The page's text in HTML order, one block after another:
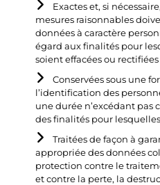
Exactes et, si
mesures raisonnables
données à caractère
égard aux finalités pour
soient effacées ou rectifiées
Conservées sous une
l’identification des
une durée n’excédant pas
des finalités pour
Traitées de façon à
appropriée des données
protection contre le
et contre la perte, la